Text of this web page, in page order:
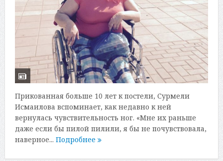
Прикованная больше 10 лет к постели, Сурмели
Исмаилова вспоминает, как недавно к ней
вернулась чувствительность ног. «Мне их раньше
даже если бы пилой пилили, я бы не почувствовала,
наверное... Подробнее